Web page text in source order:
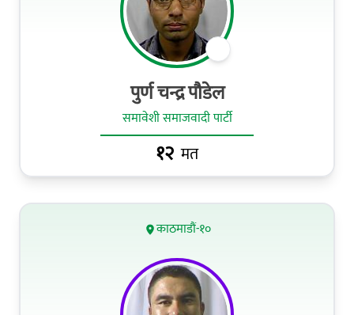
पुर्ण चन्द्र पौडेल
समावेशी समाजवादी पार्टी
१२ मत
काठमाडौं-१०